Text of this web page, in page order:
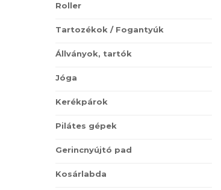
Roller
Tartozékok / Fogantyúk
Állványok, tartók
Jóga
Kerékpárok
Pilátes gépek
Gerincnyújtó pad
Kosárlabda